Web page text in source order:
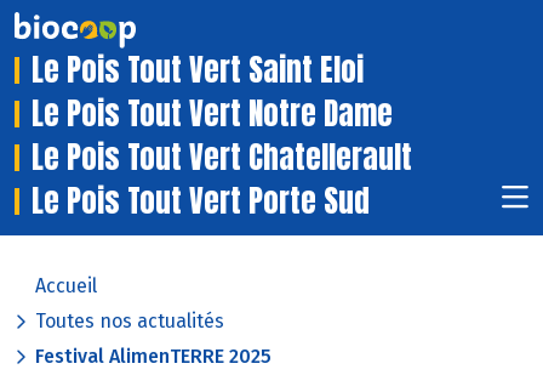
Le Pois Tout Vert Saint Eloi
Le Pois Tout Vert Notre Dame
Le Pois Tout Vert Chatellerault
Le Pois Tout Vert Porte Sud
Accueil
Toutes nos actualités
Festival AlimenTERRE 2025